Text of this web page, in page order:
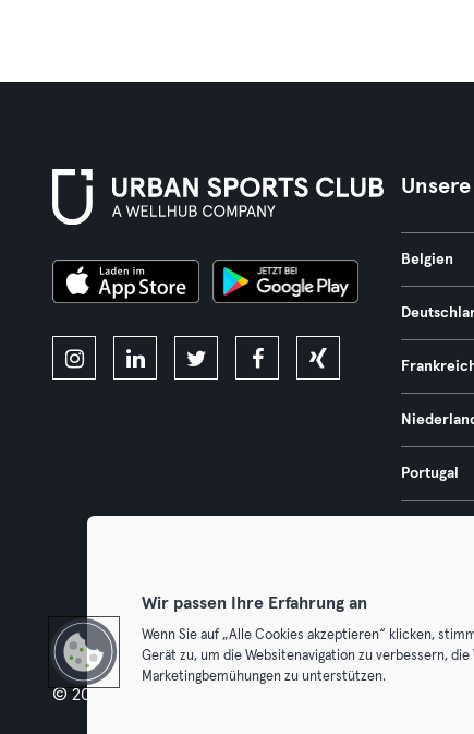
Belgien
Portugal
© 2026 Urban Sports Group GmbH. All rights reserved.
Wir passen Ihre Erfahrung an
Wenn Sie auf „Alle Cookies akzeptieren“ klicken,
Gerät zu, um die Websitenavigation zu verbessern,
Marketingbemühungen zu unterstützen.